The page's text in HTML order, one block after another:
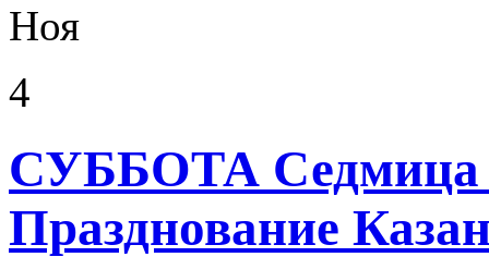
Ноя
4
СУББОТА Седмица
Празднование